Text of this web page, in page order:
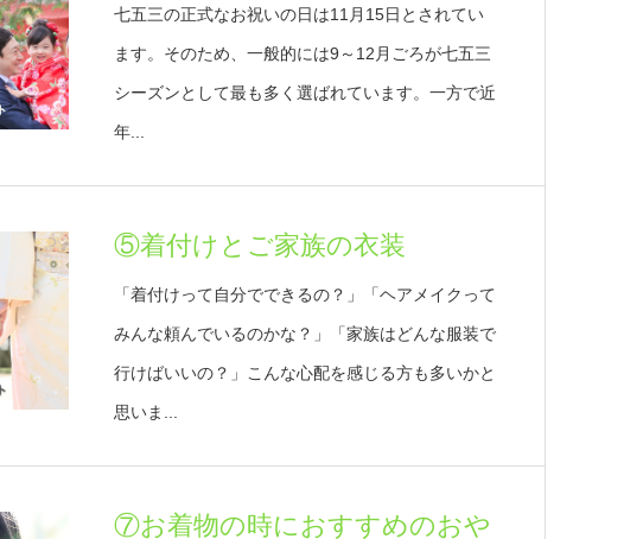
七五三の正式なお祝いの日は11月15日とされてい
ます。そのため、一般的には9～12月ごろが七五三
シーズンとして最も多く選ばれています。一方で近
年...
⑤着付けとご家族の衣装
「着付けって自分でできるの？」「ヘアメイクって
みんな頼んでいるのかな？」「家族はどんな服装で
行けばいいの？」こんな心配を感じる方も多いかと
思いま...
⑦お着物の時におすすめのおや